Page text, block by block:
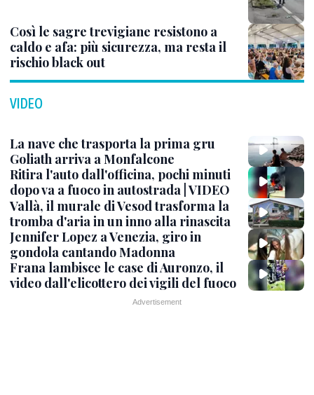
Così le sagre trevigiane resistono a
caldo e afa: più sicurezza, ma resta il
rischio black out
VIDEO
La nave che trasporta la prima gru
Goliath arriva a Monfalcone
Ritira l'auto dall'officina, pochi minuti
dopo va a fuoco in autostrada | VIDEO
Vallà, il murale di Vesod trasforma la
tromba d'aria in un inno alla rinascita
Jennifer Lopez a Venezia, giro in
gondola cantando Madonna
Frana lambisce le case di Auronzo, il
video dall'elicottero dei vigili del fuoco